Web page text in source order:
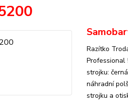
Razítko
Professional
strojku:
náhradní
strojku a